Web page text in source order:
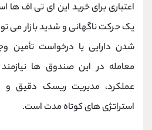
اعتباری برای خرید این ای ‌تی ‌اف ‌ها
یک حرکت ناگهانی و شدید بازار می‌
شدن دارایی یا درخواست تأمین
معامله در این صندوق ‌ها
عملکرد، مدیریت ریسک دقیق و
استراتژی‌ های کوتاه ‌مدت است.